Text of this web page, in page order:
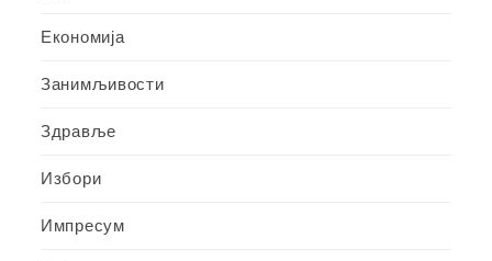
Економија
Занимљивости
Здравље
Избори
Импресум